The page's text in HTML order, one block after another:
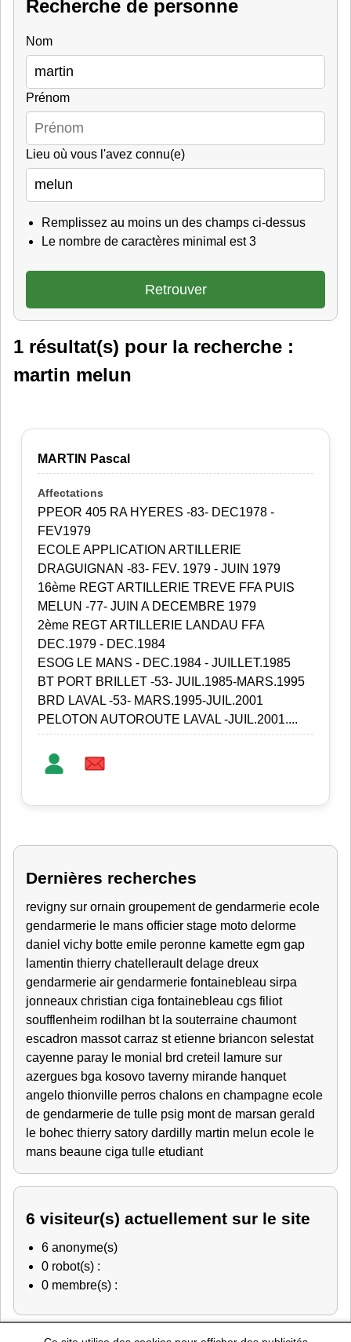
Recherche de personne
Nom
Prénom
Lieu où vous l'avez connu(e)
Remplissez au moins un des champs ci-dessus
Le nombre de caractères minimal est 3
1 résultat(s) pour la recherche :
martin melun
MARTIN Pascal
PPEOR 405 RA HYERES -83- DEC1978 -
FEV1979
ECOLE APPLICATION ARTILLERIE
DRAGUIGNAN -83- FEV. 1979 - JUIN 1979
16ème REGT ARTILLERIE TREVE FFA PUIS
MELUN -77- JUIN A DECEMBRE 1979
2ème REGT ARTILLERIE LANDAU FFA
DEC.1979 - DEC.1984
ESOG LE MANS - DEC.1984 - JUILLET.1985
BT PORT BRILLET -53- JUIL.1985-MARS.1995
BRD LAVAL -53- MARS.1995-JUIL.2001
PELOTON AUTOROUTE LAVAL -JUIL.2001....
Dernières recherches
revigny sur ornain groupement de gendarmerie ecole
gendarmerie le mans officier stage moto delorme
daniel vichy botte emile peronne kamette egm gap
lamentin thierry chatellerault delage dreux
gendarmerie air gendarmerie fontainebleau sirpa
jonneaux christian ciga fontainebleau cgs filiot
soufflenheim rodilhan bt la souterraine chaumont
escadron massot carraz st etienne briancon selestat
cayenne paray le monial brd creteil
lamure sur
azergues bga kosovo taverny mirande hanquet
angelo thionville perros chalons en champagne ecole
de gendarmerie de tulle psig mont de marsan gerald
le bohec thierry satory dardilly martin melun ecole le
mans beaune ciga tulle etudiant
6 visiteur(s) actuellement sur le site
6 anonyme(s)
0 robot(s) :
0 membre(s) :